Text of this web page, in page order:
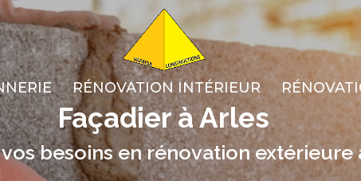
RÉNOVATION INTÉRIEUR
Façadier à Arles
besoins en rénovation extérieure